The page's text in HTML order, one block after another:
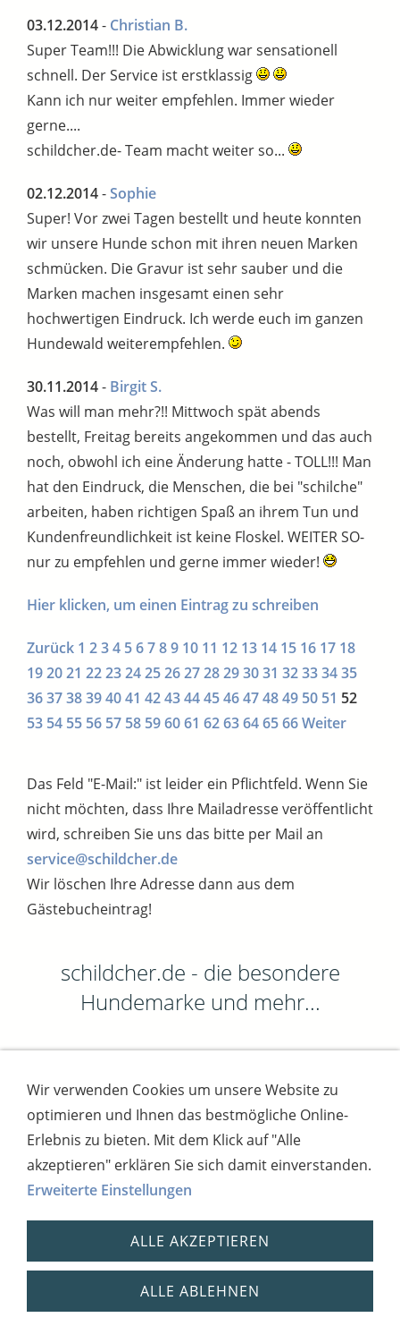
03.12.2014- Christian B.
Super Team!!! Die Abwicklung war sensationell
schnell. Der Service ist erstklassig
Kann ich nur weiter empfehlen. Immer wieder
gerne....
schildcher.de- Team macht weiter so...
02.12.2014-Sophie
Super! Vor zwei Tagen bestellt und heute konnten
wir unsere Hunde schon mit ihren neuen Marken
schmücken. Die Gravur ist sehr sauber und die
Marken machen insgesamt einen sehr
hochwertigen Eindruck. Ich werde euch im ganzen
Hundewald weiterempfehlen.
30.11.2014- Birgit S.
Was will man mehr?!! Mittwoch spät abends
bestellt, Freitag bereits angekommen und das auch
noch, obwohl ich eine Änderung hatte - TOLL!!! Man
hat den Eindruck, die Menschen, die bei "schilche"
arbeiten, haben richtigen Spaß an ihrem Tun und
Kundenfreundlichkeit ist keine Floskel. WEITER SO-
nur zu empfehlen und gerne immer wieder!
Hier klicken, um einen Eintrag zu schreiben
Zurück 1 234 56789 10 11 12 13 14 15 16 17 18
192021 22232425262728293031 32333435
363738394041 4243444546474849 50 51 52
53 54 55 56 57 58 596061 6263646566Weiter
Das Feld "E-Mail:" ist leider ein Pflichtfeld. Wenn Sie
nicht möchten, dass Ihre Mailadresse veröffentlicht
wird, schreiben Sie uns das bitte per Mail an
service@schildcher.de
Wir löschen Ihre Adresse dann aus dem
Gästebucheintrag!
schildcher.de - die besondere
Hundemarke und mehr...
Impressum AGB
Widerrufsbutton
Widerrufsrecht
Online-Streitschlichtung
Datenschutz
Versand
Bezahlsysteme
Kontakt
Disclaimer Versandtage Cookies
Bankverbindung: Consorsbank, Kt-Inhaber:
Dietmar Fuchs
IBAN: DE27 7012 0400 7111 5910 17 / BIC:
CSDBDE71
Steuernummer: 2181931254,
USt.-IdNr.: DE 269148408
Wir verwenden Cookies um unsere Website zu
optimieren und Ihnen das bestmögliche Online-
Erlebnis zu bieten. Mit dem Klick auf "Alle
akzeptieren" erklären Sie sich damit einverstanden.
Erweiterte Einstellungen
ALLE AKZEPTIEREN
ALLE ABLEHNEN